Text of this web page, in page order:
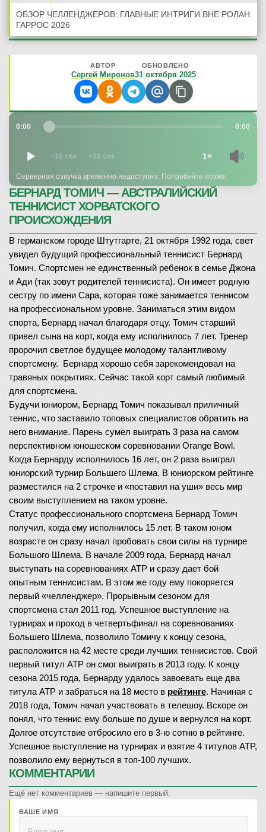
ОБЗОР ЧЕЛЛЕНДЖЕРОВ: ГЛАВНЫЕ ИНТРИГИ ВНЕ РОЛАН
ГАРРОС 2026
АВТОР
Сергей Миронов
ОБНОВЛЕНО
31 октября 2025
0:00 0:00
−10 сек +10 сек 1×
Серверная озвучка временно недоступна. Попробуйте позже.
БЕРНАРД ТОМИЧ — АВСТРАЛИЙСКИЙ
ТЕННИСИСТ ХОРВАТСКОГО
ПРОИСХОЖДЕНИЯ
В германском городе Штутгарте, 21 октября 1992 года, свет
увидел будущий профессиональный теннисист Бернард
Томич. Спортсмен не единственный ребенок в семье Джона
и Ади (так зовут родителей теннисиста). Он имеет родную
сестру по имени Сара, которая тоже занимается теннисом
на профессиональном уровне. Заниматься этим видом
спорта, Бернард начал благодаря отцу. Томич старший
привел сына на корт, когда ему исполнилось 7 лет. Тренер
пророчил светлое будущее молодому талантливому
спортсмену. Бернард хорошо себя зарекомендовал на
травяных покрытиях. Сейчас такой корт самый любимый
для спортсмена.
Будучи юниором, Бернард Томич показывал приличный
теннис, что заставило топовых специалистов обратить на
него внимание. Парень сумел выиграть 3 раза на самом
перспективном юношеском соревновании Orange Bowl.
Когда Бернарду исполнилось 16 лет, он 2 раза выиграл
юниорский турнир Большего Шлема. В юниорском рейтинге
разместился на 2 строчке и «поставил на уши» весь мир
своим выступлением на таком уровне.
Статус профессионального спортсмена Бернард Томич
получил, когда ему исполнилось 15 лет. В таком юном
возрасте он сразу начал пробовать свои силы на турнире
Большого Шлема. В начале 2009 года, Бернард начал
выступать на соревнованиях ATP и сразу дает бой
опытным теннисистам. В этом же году ему покоряется
первый «челленджер». Прорывным сезоном для
спортсмена стал 2011 год. Успешное выступление на
турнирах и проход в четвертьфинал на соревнованиях
Большего Шлема, позволило Томичу к концу сезона,
расположится на 42 месте среди лучших теннисистов. Свой
первый титул ATP он смог выиграть в 2013 году. К концу
сезона 2015 года, Бернарду удалось завоевать еще два
титула ATP и забраться на 18 место в рейтинге. Начиная с
2018 года, Томич начал участвовать в телешоу. Вскоре он
понял, что теннис ему больше по душе и вернулся на корт.
Долгое отсутствие отбросило его в 3-ю сотню в рейтинге.
Успешное выступление на турнирах и взятие 4 титулов ATP,
позволило ему вернуться в топ-100 лучших.
КОММЕНТАРИИ
Ещё нет комментариев — напишите первый.
ВАШЕ ИМЯ